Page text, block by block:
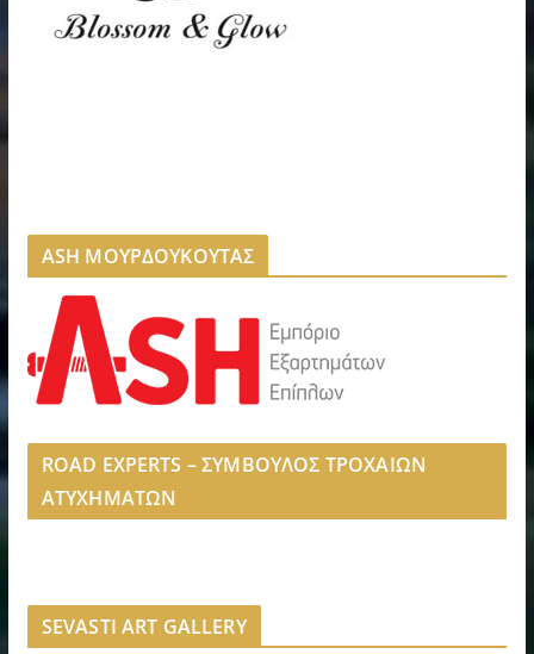
ASH ΜΟΥΡΔΟΥΚΟΥΤΑΣ
ROAD EXPERTS – ΣΥΜΒΟΥΛΟΣ ΤΡΟΧΑΙΩΝ
ΑΤΥΧΗΜΑΤΩΝ
SEVASTI ART GALLERY